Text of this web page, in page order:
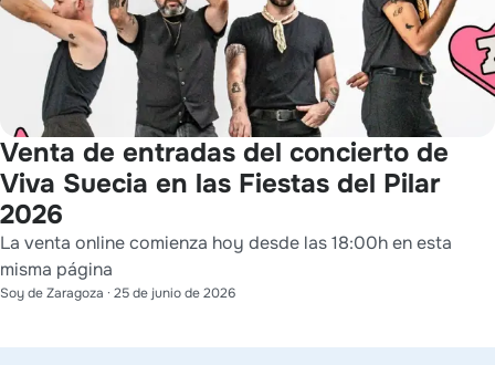
Venta de entradas del concierto de
Viva Suecia en las Fiestas del Pilar
2026
La venta online comienza hoy desde las 18:00h en esta
misma página
Soy de Zaragoza · 25 de junio de 2026